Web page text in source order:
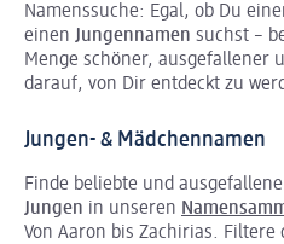
Namenssuche: Egal, ob Du
einen Jungennamen suchst –
Menge schöner, ausgefallener
darauf, von Dir entdeckt zu
Jungen- & Mädchennamen
Finde beliebte und
Jungen in unseren
Von Aaron bis Zachirias. Filtere